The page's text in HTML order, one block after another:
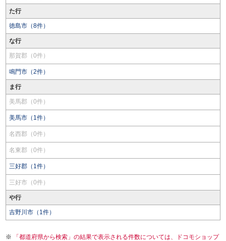
た行
徳島市（8件）
な行
那賀郡（0件）
鳴門市（2件）
ま行
美馬郡（0件）
美馬市（1件）
名西郡（0件）
名東郡（0件）
三好郡（1件）
三好市（0件）
や行
吉野川市（1件）
「都道府県から検索」の結果で表示される件数については、ドコモショップ